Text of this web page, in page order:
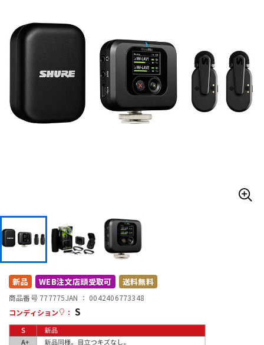
キーボード 電子ピアノ
その他楽器
DTM オンライン納品
中古
新品 WEB注文店頭受取可 送料無料
商品番号 777775JAN ： 0042406773348
コンディション
： S